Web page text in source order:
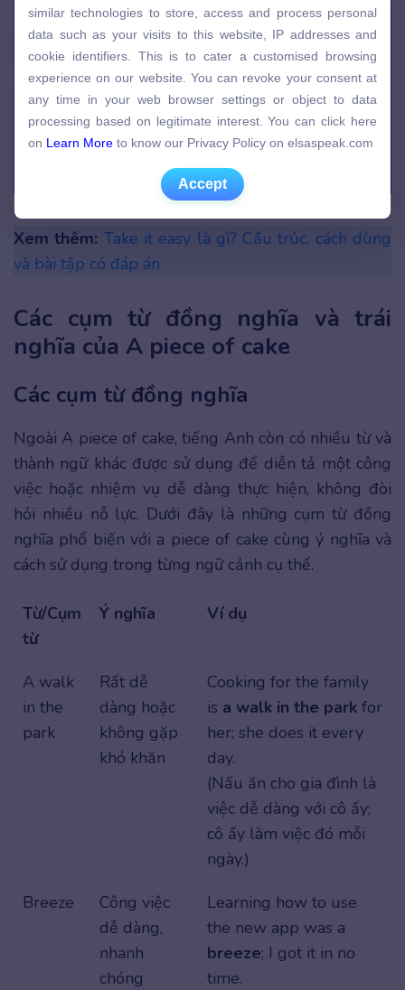
Phân biệt 2 cụm từ A piece of cake và Easy
Xem thêm: Take it easy là gì? Cấu trúc, cách dùng
và bài tập có đáp án
Các cụm từ đồng nghĩa và trái
nghĩa của A piece of cake
Các cụm từ đồng nghĩa
Ngoài A piece of cake, tiếng Anh còn có nhiều từ và
thành ngữ khác được sử dụng để diễn tả một công
việc hoặc nhiệm vụ dễ dàng thực hiện, không đòi
hỏi nhiều nỗ lực. Dưới đây là những cụm từ đồng
nghĩa phổ biến với a piece of cake cùng ý nghĩa và
cách sử dụng trong từng ngữ cảnh cụ thể.
Từ/Cụm
từ
Ý nghĩa Ví dụ
A walk
in the
park
Rất dễ
dàng hoặc
không gặp
khó khăn
Cooking for the family
is a walk in the park for
her; she does it every
day.
(Nấu ăn cho gia đình là
việc dễ dàng với cô ấy;
cô ấy làm việc đó mỗi
ngày.)
Breeze
Công việc
dễ dàng,
nhanh
chóng
Learning how to use
the new app was a
breeze; I got it in no
time.
data such as your visits to this website, IP addresses and
cookie identifiers. This is to cater a customised browsing
experience on our website. You can revoke your consent at
any time in your web browser settings or object to data
processing based on legitimate interest. You can click here
on
Learn More to know our Privacy Policy on elsaspeak.com
Accept
similar technologies to store, access and process personal
data such as your visits to this website, IP addresses and
cookie identifiers. This is to cater a customised browsing
experience on our website. You can revoke your consent at
any time in your web browser settings or object to data
processing based on legitimate interest. You can click here
on Learn More to know our Privacy Policy on elsaspeak.com
Accept